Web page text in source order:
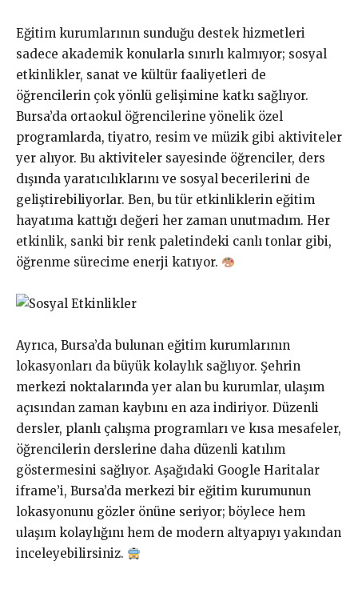
Eğitim kurumlarının sunduğu destek hizmetleri
sadece akademik konularla sınırlı kalmıyor; sosyal
etkinlikler, sanat ve kültür faaliyetleri de
öğrencilerin çok yönlü gelişimine katkı sağlıyor.
Bursa’da ortaokul öğrencilerine yönelik özel
programlarda, tiyatro, resim ve müzik gibi aktiviteler
yer alıyor. Bu aktiviteler sayesinde öğrenciler, ders
dışında yaratıcılıklarını ve sosyal becerilerini de
geliştirebiliyorlar. Ben, bu tür etkinliklerin eğitim
hayatıma kattığı değeri her zaman unutmadım. Her
etkinlik, sanki bir renk paletindeki canlı tonlar gibi,
öğrenme sürecime enerji katıyor.
Ayrıca, Bursa’da bulunan eğitim kurumlarının
lokasyonları da büyük kolaylık sağlıyor. Şehrin
merkezi noktalarında yer alan bu kurumlar, ulaşım
açısından zaman kaybını en aza indiriyor. Düzenli
dersler, planlı çalışma programları ve kısa mesafeler,
öğrencilerin derslerine daha düzenli katılım
göstermesini sağlıyor. Aşağıdaki Google Haritalar
iframe’i, Bursa’da merkezi bir eğitim kurumunun
lokasyonunu gözler önüne seriyor; böylece hem
ulaşım kolaylığını hem de modern altyapıyı yakından
inceleyebilirsiniz.